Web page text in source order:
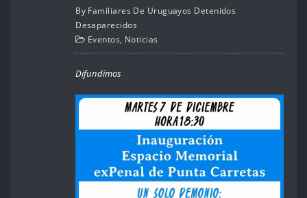
By Familiares De Uruguayos Detenidos
Desaparecidos
Eventos, Noticias
Difundimos